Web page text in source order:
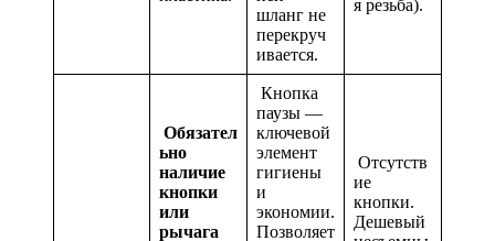
шланг не
перекруч
ивается.
я резьба).
Обязател
ьно
наличие
кнопки
или
рычага
Кнопка
паузы —
ключевой
элемент
гигиены
и
экономии.
Позволяет
Отсутств
ие
кнопки.
Дешевый